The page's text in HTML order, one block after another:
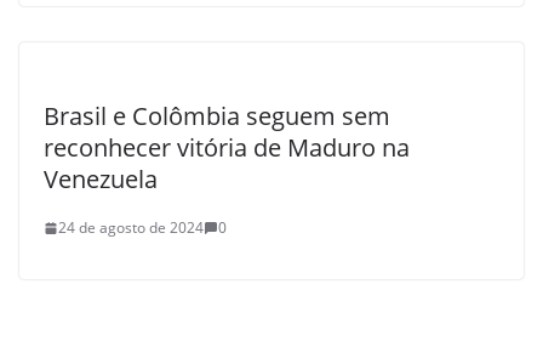
Brasil e Colômbia seguem sem
reconhecer vitória de Maduro na
Venezuela
24 de agosto de 2024 0